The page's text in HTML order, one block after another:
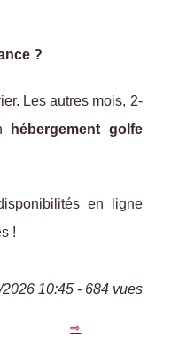
?
Les autres mois, 2-
hébergement golfe
en ligne
!
10:45 - 684 vues